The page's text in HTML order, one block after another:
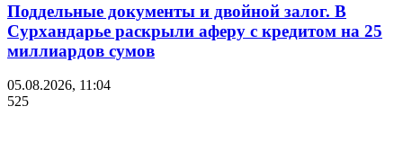
Поддельные документы и двойной залог. В
Сурхандарье раскрыли аферу с кредитом на 25
миллиардов сумов
05.08.2026, 11:04
525